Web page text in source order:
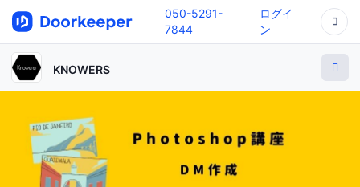
050-5291-
7844
ログイ
ン
KNOWERS